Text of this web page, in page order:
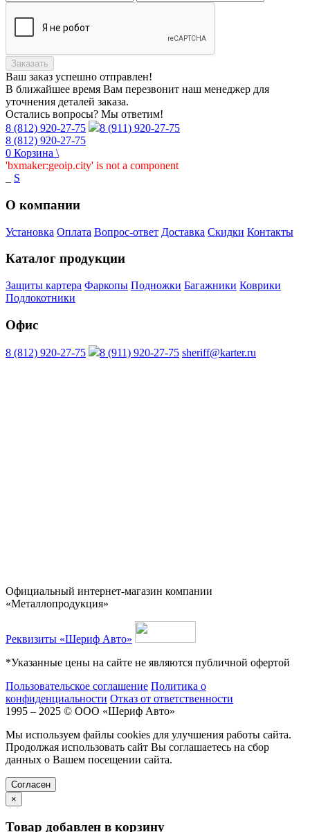
Заказать
Ваш заказ успешно отправлен!
В ближайшее время Вам перезвонит наш менеджер для
уточнения деталей заказа.
Остались вопросы? Мы ответим!
8 (812) 920-27-75
8 (911) 920-27-75
8 (812) 920-27-75
0 Корзина \
'bxmaker:geoip.city' is not a component
S
О компании
Установка Оплата Вопрос-ответ Доставка Скидки Контакты
Каталог продукции
Защиты картера Фаркопы Подножки Багажники Коврики
Подлокотники
Офис
8 (812) 920-27-75 8 (911) 920-27-75 sheriff@karter.ru
Официальный интернет-магазин компании
«Металлопродукция»
Реквизиты «Шериф Авто»
*Указанные цены на сайте не являются публичной офертой
Пользовательское соглашение Политика о
конфиденциальности Отказ от ответственности
1995 – 2025 © ООО «Шериф Авто»
Мы используем файлы cookies для улучшения работы сайта.
Продолжая использовать сайт Вы соглашаетесь на сбор
данных о Вашем посещении сайта.
Cогласен
×
Товар добавлен в корзину